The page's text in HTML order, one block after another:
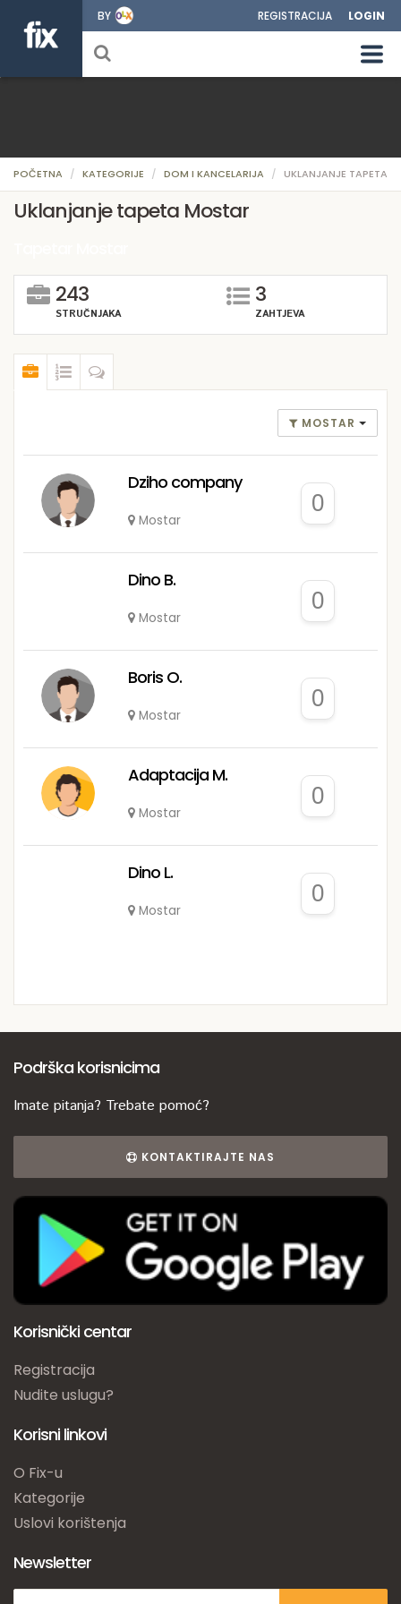
BY REGISTRACIJA LOGIN
POČETNA KATEGORIJE DOM I KANCELARIJA UKLANJANJE TAPETA
Uklanjanje tapeta Mostar
243
STRUČNJAKA
3
ZAHTJEVA
MOSTAR
Dziho company
Mostar
0
Dino B.
Mostar
0
Boris O.
Mostar
0
Adaptacija M.
Mostar
0
Dino L.
Mostar
0
Podrška korisnicima
Imate pitanja? Trebate pomoć?
KONTAKTIRAJTE NAS
Korisnički centar
Registracija
Nudite uslugu?
Korisni linkovi
O Fix-u
Kategorije
Uslovi korištenja
Newsletter